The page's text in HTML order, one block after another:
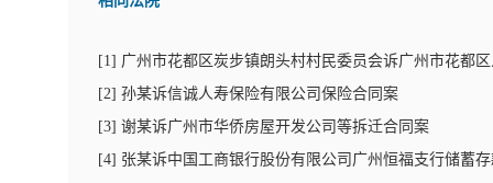
[1] 广州市花都区炭步镇朗头村村民委员会诉广州市花都
[2] 孙某诉信诚人寿保险有限公司保险合同案
[3] 谢某诉广州市华侨房屋开发公司等拆迁合同案
[4] 张某诉中国工商银行股份有限公司广州恒福支行储蓄